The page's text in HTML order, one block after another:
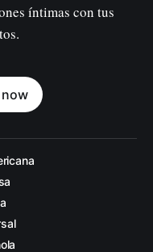
íntimas con tus
now